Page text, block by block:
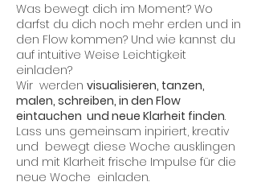
Was bewegt dich im Moment? Wo
darfst du dich noch mehr erden und in
den Flow kommen? Und wie kannst du
auf intuitive Weise Leichtigkeit
einladen?
Wir werden visualisieren, tanzen,
malen, schreiben, in den Flow
eintauchen und neue Klarheit finden.
Lass uns gemeinsam inpiriert, kreativ
und bewegt diese Woche ausklingen
und mit Klarheit frische Impulse für die
neue Woche einladen.